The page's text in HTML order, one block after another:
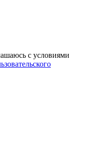
с условиями